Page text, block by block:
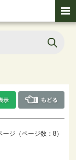
ジ（ページ数：8）